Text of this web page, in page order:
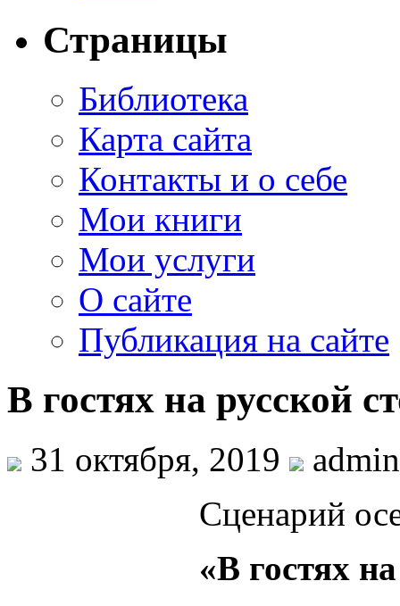
Страницы
Библиотека
Карта сайта
Контакты и о себе
Мои книги
Мои услуги
О сайте
Публикация на сайте
В гостях на русской
31 октября, 2019
admin
Сценарий
«В гостях